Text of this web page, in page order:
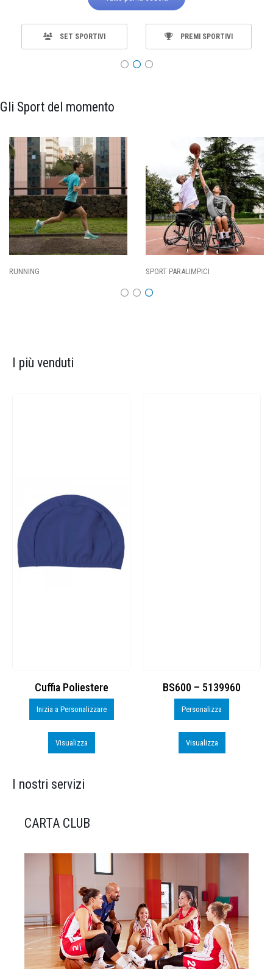
SET SPORTIVI PREMI SPORTIVI
Gli Sport del momento
SPORT PARALIMPICI
I più venduti
Cuffia Poliestere
Inizia a Personalizzare
Visualizza
BS600 – 5139960
Personalizza
Visualizza
I nostri servizi
CARTA CLUB